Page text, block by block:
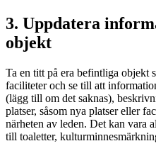
3. Uppdatera
objekt
Ta en titt på era befintliga objekt
faciliteter och se till att
(lägg till om det saknas),
platser, såsom nya platser eller
närheten av leden. Det kan vara
till toaletter,